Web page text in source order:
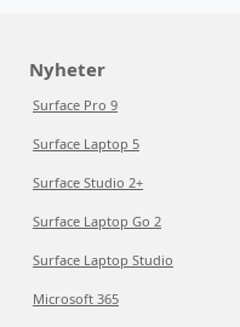
Nyheter
Surface Pro 9
Surface Laptop 5
Surface Studio 2+
Surface Laptop Go 2
Surface Laptop Studio
Microsoft 365